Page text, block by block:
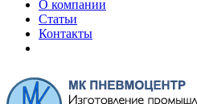
О компании
Статьи
Контакты